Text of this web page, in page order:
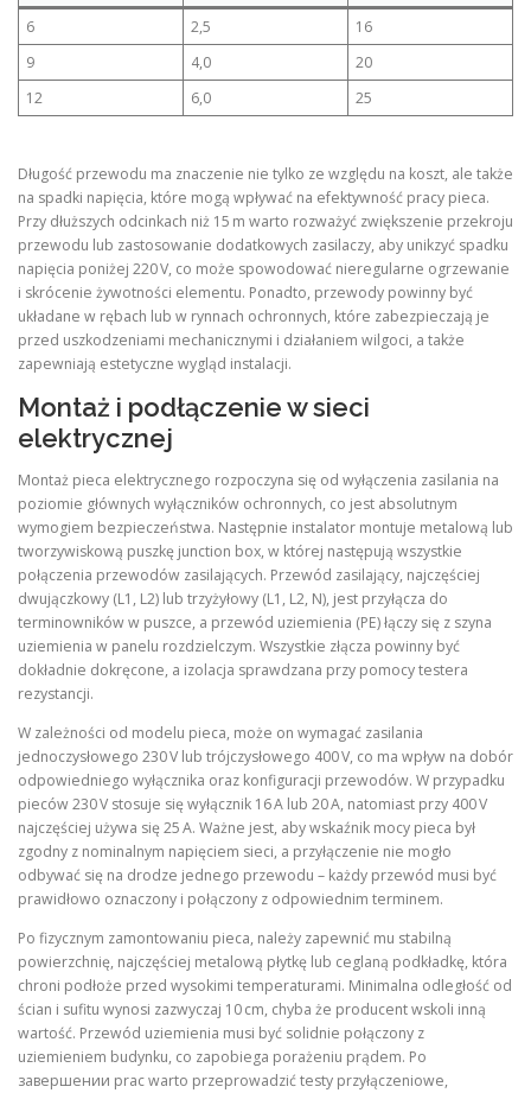
6 2,5
16
9
4,0
20
12
6,0 25
Długość przewodu ma znaczenie nie tylko ze względu na koszt, ale także
na spadki napięcia, które mogą wpływać na efektywność pracy pieca.
Przy dłuższych odcinkach niż 15 m warto rozważyć zwiększenie przekroju
przewodu lub zastosowanie dodatkowych zasilaczy, aby unikzyć spadku
napięcia poniżej 220 V, co może spowodować nieregularne ogrzewanie
i skrócenie żywotności elementu. Ponadto, przewody powinny być
układane w rębach lub w rynnach ochronnych, które zabezpieczają je
przed uszkodzeniami mechanicznymi i działaniem wilgoci, a także
zapewniają estetyczne wygląd instalacji.
Montaż i podłączenie w sieci
elektrycznej
Montaż pieca elektrycznego rozpoczyna się od wyłączenia zasilania na
poziomie głównych wyłączników ochronnych, co jest absolutnym
wymogiem bezpieczeństwa. Następnie instalator montuje metalową lub
tworzywiskową puszkę junction box, w której następują wszystkie
połączenia przewodów zasilających. Przewód zasilający, najczęściej
dwujączkowy (L1, L2) lub trzyżyłowy (L1, L2, N), jest przyłącza do
terminowników w puszce, a przewód uziemienia (PE) łączy się z szyna
uziemienia w panelu rozdzielczym. Wszystkie złącza powinny być
dokładnie dokręcone, a izolacja sprawdzana przy pomocy testera
rezystancji.
W zależności od modelu pieca, może on wymagać zasilania
jednoczysłowego 230 V lub trójczysłowego 400 V, co ma wpływ na dobór
odpowiedniego wyłącznika oraz konfiguracji przewodów. W przypadku
pieców 230 V stosuje się wyłącznik 16 A lub 20 A, natomiast przy 400 V
najczęściej używa się 25 A. Ważne jest, aby wskaźnik mocy pieca był
zgodny z nominalnym napięciem sieci, a przyłączenie nie mogło
odbywać się na drodze jednego przewodu – każdy przewód musi być
prawidłowo oznaczony i połączony z odpowiednim terminem.
Po fizycznym zamontowaniu pieca, należy zapewnić mu stabilną
powierzchnię, najczęściej metalową płytkę lub ceglaną podkładkę, która
chroni podłoże przed wysokimi temperaturami. Minimalna odległość od
ścian i sufitu wynosi zazwyczaj 10 cm, chyba że producent wskoli inną
wartość. Przewód uziemienia musi być solidnie połączony z
uziemieniem budynku, co zapobiega porażeniu prądem. Po
завершении prac warto przeprowadzić testy przyłączeniowe,